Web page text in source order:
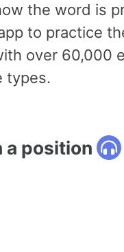
the word is
to practice
over 60,000
types.
a position